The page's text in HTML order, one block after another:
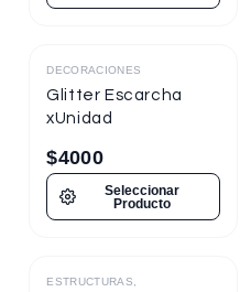
Destacado
DECORACIONES
Glitter Escarcha
xUnidad
$4000
Seleccionar
Producto
ESTRUCTURAS,